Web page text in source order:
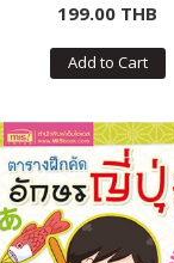
199.00 THB
Add to Cart